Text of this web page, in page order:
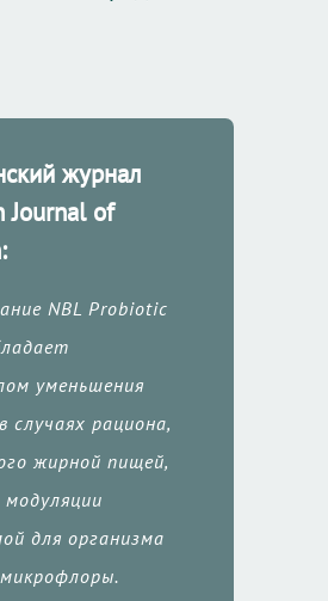
журнал
Journal of
NBL Probiotic
уменьшения
случаях рациона,
жирной пищей,
модуляции
для организма
Главная